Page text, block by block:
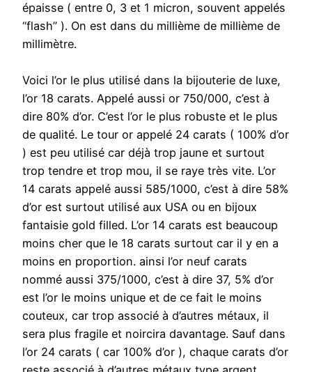
épaisse ( entre 0, 3 et 1 micron, souvent appelés
“flash” ). On est dans du millième de millième de
millimètre.
Voici l’or le plus utilisé dans la bijouterie de luxe,
l’or 18 carats. Appelé aussi or 750/000, c’est à
dire 80% d’or. C’est l’or le plus robuste et le plus
de qualité. Le tour or appelé 24 carats ( 100% d’or
) est peu utilisé car déjà trop jaune et surtout
trop tendre et trop mou, il se raye très vite. L’or
14 carats appelé aussi 585/1000, c’est à dire 58%
d’or est surtout utilisé aux USA ou en bijoux
fantaisie gold filled. L’or 14 carats est beaucoup
moins cher que le 18 carats surtout car il y en a
moins en proportion. ainsi l’or neuf carats
nommé aussi 375/1000, c’est à dire 37, 5% d’or
est l’or le moins unique et de ce fait le moins
couteux, car trop associé à d’autres métaux, il
sera plus fragile et noircira davantage. Sauf dans
l’or 24 carats ( car 100% d’or ), chaque carats d’or